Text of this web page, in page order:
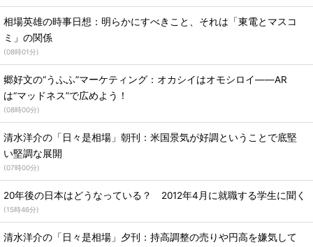
相場英雄の時事日想：明らかにすべきこと、それは「東電とマスコ
ミ」の関係
(08時01分)
郷好文の“うふふ”マーケティング：オカシイはオモシロイ――AR
は“マッドネス”で広めよう！
(08時00分)
清水洋介の「日々是相場」朝刊：米国景気が好調ということで底堅
い堅調な展開
(07時00分)
20年後の日本はどうなっている？ 2012年4月に就職する学生に聞く
(15時46分)
清水洋介の「日々是相場」夕刊：持高調整の売りや円高を嫌気して